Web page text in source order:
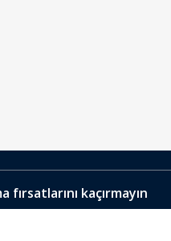
kaçırmayın